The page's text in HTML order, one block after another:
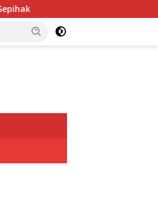
Bandung Gelar Aksi Berbagi